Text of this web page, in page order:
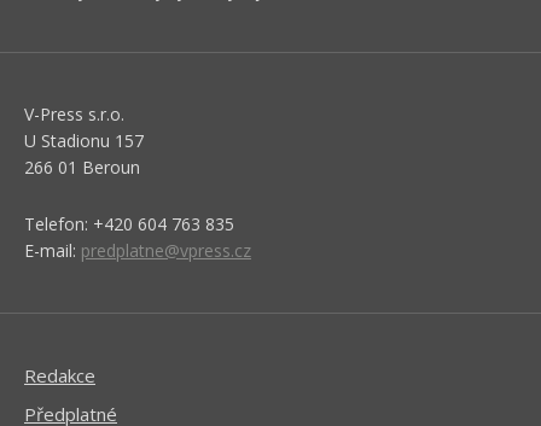
V-Press s.r.o.
U Stadionu 157
266 01 Beroun
Telefon: +420 604 763 835
E-mail: predplatne@vpress.cz
Redakce
Předplatné